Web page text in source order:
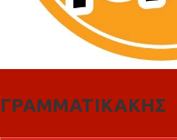
ΓΡΑΜΜΑΤΙΚΑΚΗΣ